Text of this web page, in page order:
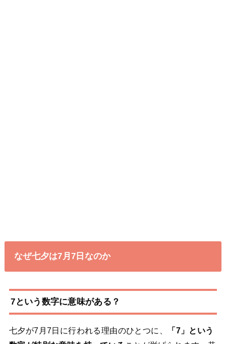
なぜ七夕は7月7日なのか
7という数字に意味がある？
七夕が7月7日に行われる理由のひとつに、
「7」という